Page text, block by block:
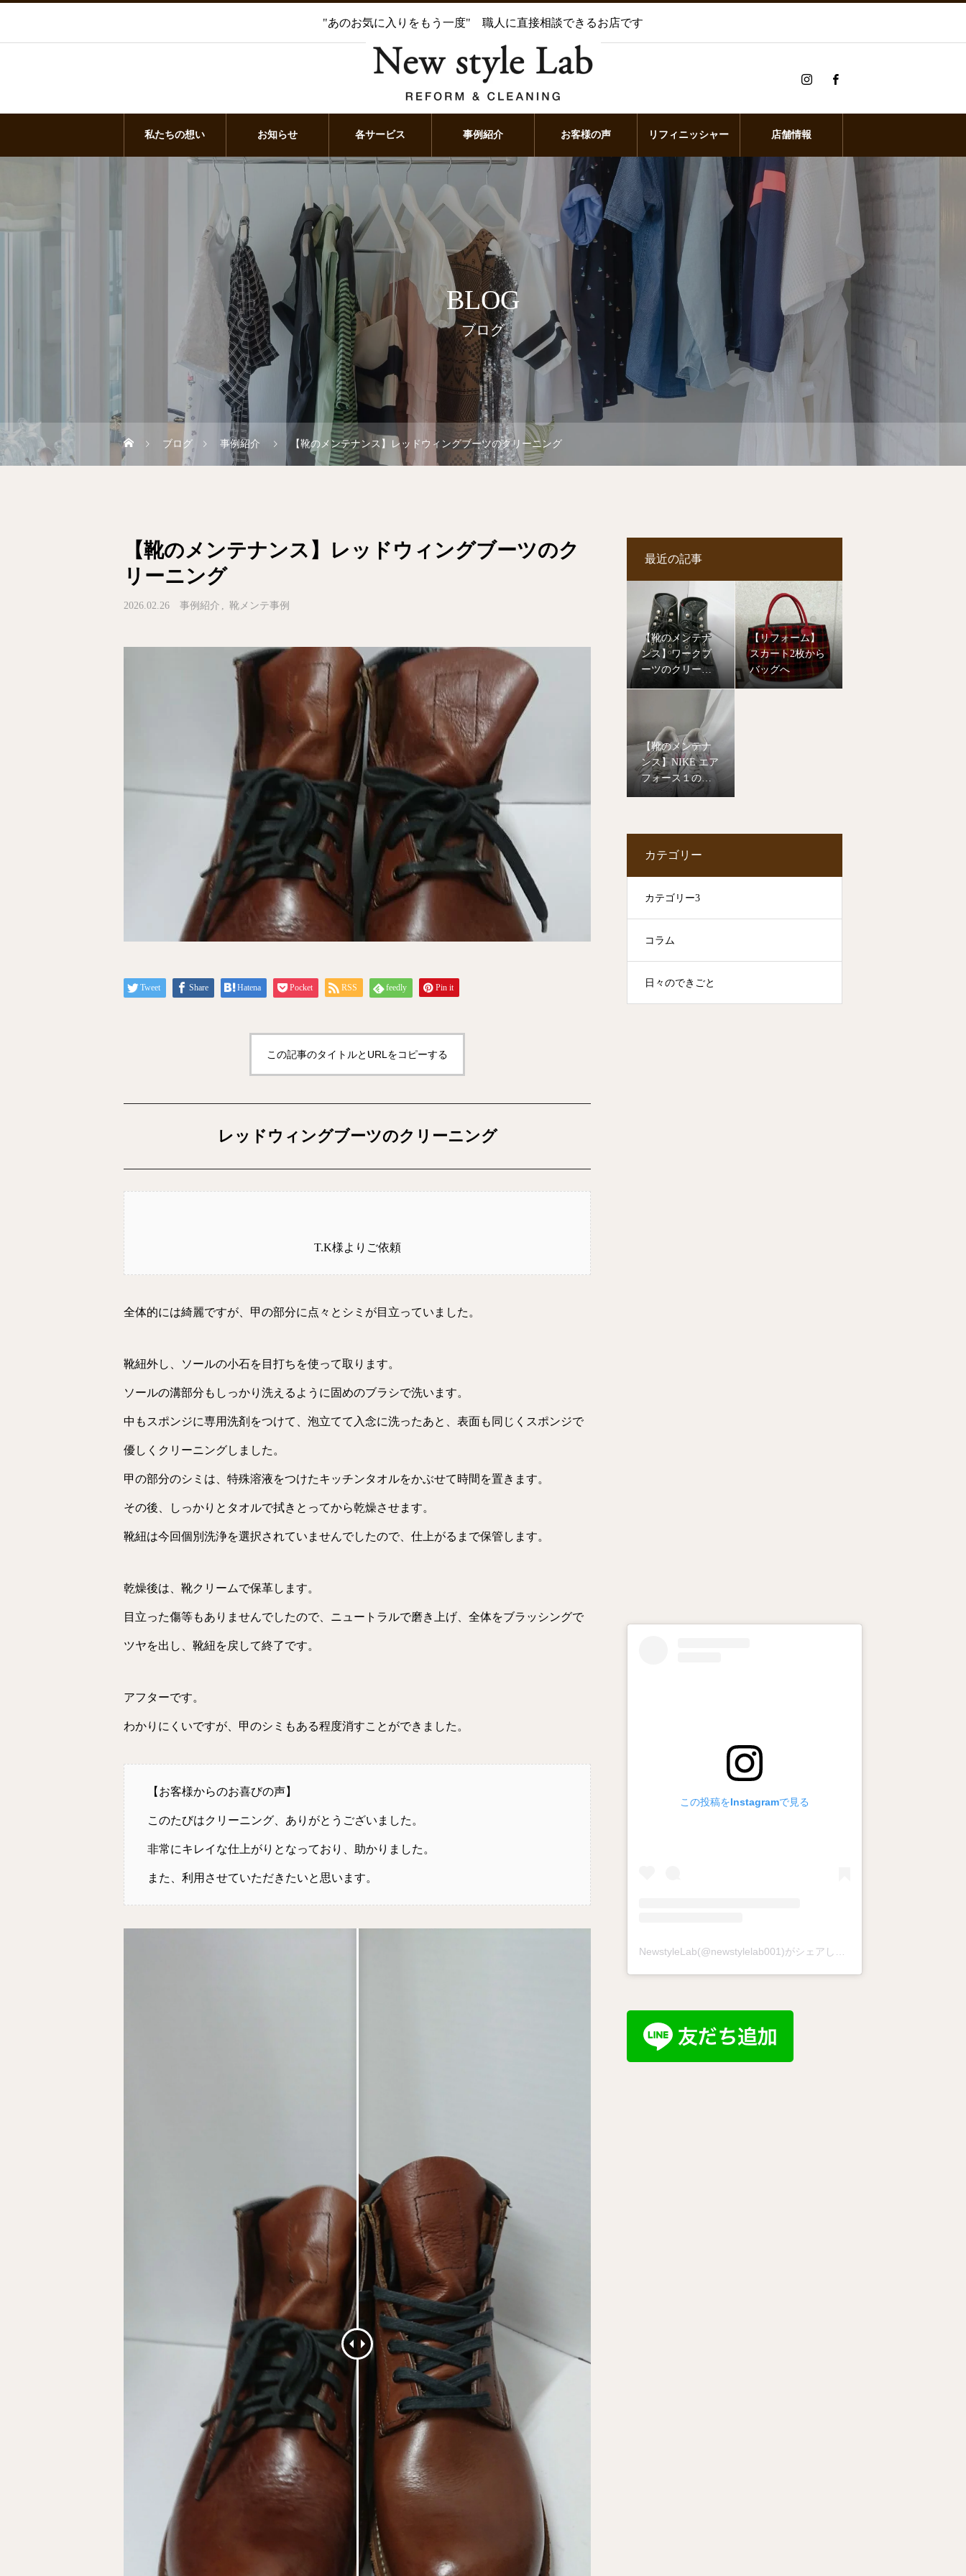
"あのお気に入りをもう一度" 職人に直接相談できるお店です
私たちの想い お知らせ 各サービス 事例紹介 お客様の声 リフィニッシャー 店舗情報
BLOG
ブログ
ブログ 事例紹介 【靴のメンテナンス】レッドウィングブーツのクリーニング
【靴のメンテナンス】レッドウィングブーツのク
リーニング
2026.02.26 事例紹介 靴メンテ事例
Tweet Share Hatena Pocket RSS feedly Pin it
この記事のタイトルとURLをコピーする
レッドウィングブーツのクリーニング
T.K様よりご依頼
全体的には綺麗ですが、甲の部分に点々とシミが目立っていました。
靴紐外し、ソールの小石を目打ちを使って取ります。
ソールの溝部分もしっかり洗えるように固めのブラシで洗います。
中もスポンジに専用洗剤をつけて、泡立てて入念に洗ったあと、表面も同じくスポンジで
優しくクリーニングしました。
甲の部分のシミは、特殊溶液をつけたキッチンタオルをかぶせて時間を置きます。
その後、しっかりとタオルで拭きとってから乾燥させます。
靴紐は今回個別洗浄を選択されていませんでしたので、仕上がるまで保管します。
乾燥後は、靴クリームで保革します。
目立った傷等もありませんでしたので、ニュートラルで磨き上げ、全体をブラッシングで
ツヤを出し、靴紐を戻して終了です。
アフターです。
わかりにくいですが、甲のシミもある程度消すことができました。
【お客様からのお喜びの声】
このたびはクリーニング、ありがとうございました。
非常にキレイな仕上がりとなっており、助かりました。
また、利用させていただきたいと思います。
最近の記事
【靴のメンテナ
ンス】ワークブ
ーツのクリーニ
【リフォーム】
スカート2枚から
バッグへ
【靴のメンテナ
ンス】NIKE エア
フォース１のク
リーニング
カテゴリー
カテゴリー3
コラム
日々のできごと
この投稿をInstagramで見る